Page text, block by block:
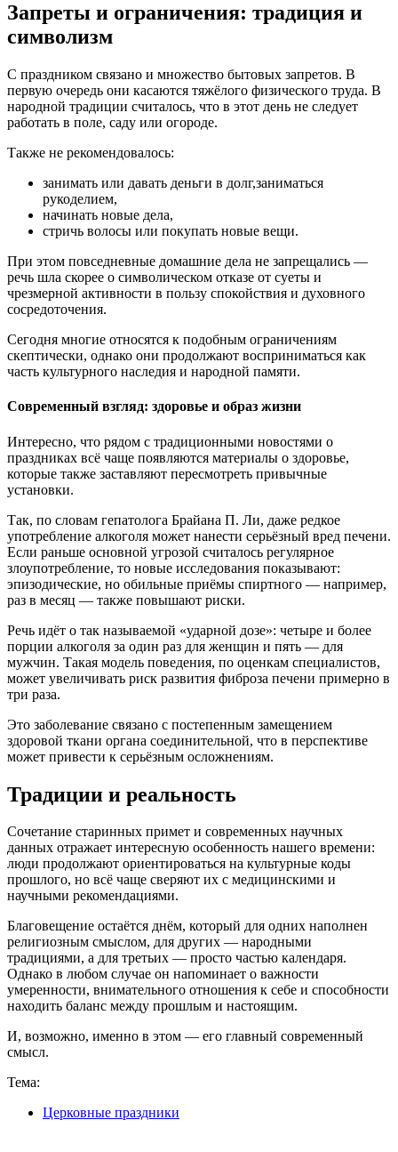
Запреты и ограничения: традиция и
символизм
С праздником связано и множество бытовых запретов. В
первую очередь они касаются тяжёлого физического труда. В
народной традиции считалось, что в этот день не следует
работать в поле, саду или огороде.
Также не рекомендовалось:
занимать или давать деньги в долг,заниматься
рукоделием,
начинать новые дела,
стричь волосы или покупать новые вещи.
При этом повседневные домашние дела не запрещались —
речь шла скорее о символическом отказе от суеты и
чрезмерной активности в пользу спокойствия и духовного
сосредоточения.
Сегодня многие относятся к подобным ограничениям
скептически, однако они продолжают восприниматься как
часть культурного наследия и народной памяти.
Современный взгляд: здоровье и образ жизни
Интересно, что рядом с традиционными новостями о
праздниках всё чаще появляются материалы о здоровье,
которые также заставляют пересмотреть привычные
установки.
Так, по словам гепатолога Брайана П. Ли, даже редкое
употребление алкоголя может нанести серьёзный вред печени.
Если раньше основной угрозой считалось регулярное
злоупотребление, то новые исследования показывают:
эпизодические, но обильные приёмы спиртного — например,
раз в месяц — также повышают риски.
Речь идёт о так называемой «ударной дозе»: четыре и более
порции алкоголя за один раз для женщин и пять — для
мужчин. Такая модель поведения, по оценкам специалистов,
может увеличивать риск развития фиброза печени примерно в
три раза.
Это заболевание связано с постепенным замещением
здоровой ткани органа соединительной, что в перспективе
может привести к серьёзным осложнениям.
Традиции и реальность
Сочетание старинных примет и современных научных
данных отражает интересную особенность нашего времени:
люди продолжают ориентироваться на культурные коды
прошлого, но всё чаще сверяют их с медицинскими и
научными рекомендациями.
Благовещение остаётся днём, который для одних наполнен
религиозным смыслом, для других — народными
традициями, а для третьих — просто частью календаря.
Однако в любом случае он напоминает о важности
умеренности, внимательного отношения к себе и способности
находить баланс между прошлым и настоящим.
И, возможно, именно в этом — его главный современный
смысл.
Тема:
Церковные праздники